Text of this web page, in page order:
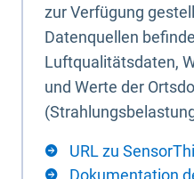
zur Verfügung
Datenquellen
Luftqualitätsdaten,
und Werte der
URL zu
Dokumentation